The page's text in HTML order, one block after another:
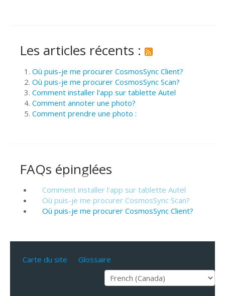
Les articles récents :
Où puis-je me procurer CosmosSync Client?
Où puis-je me procurer CosmosSync Scan?
Comment installer l'app sur tablette Autel
Comment annoter une photo?
Comment prendre une photo :
FAQs épinglées
Comment installer l'app sur tablette Autel
Où puis-je me procurer CosmosSync Scan?
Où puis-je me procurer CosmosSync Client?
Carte du site Glossaire